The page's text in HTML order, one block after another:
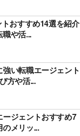
おすすめ14選を紹介
職や活...
い転職エージェント
方や活...
ジェントおすすめ7
メリッ...